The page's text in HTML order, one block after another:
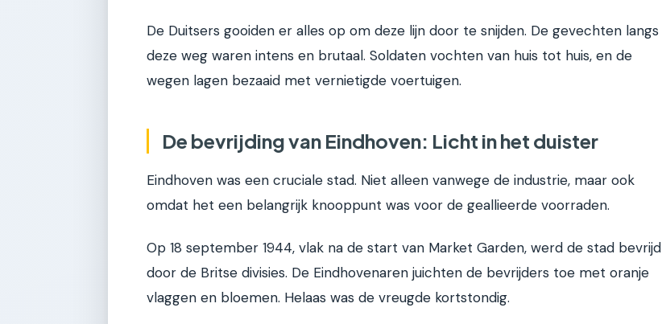
De Duitsers gooiden er alles op om deze lijn door te snijden. De gevechten langs
deze weg waren intens en brutaal. Soldaten vochten van huis tot huis, en de
wegen lagen bezaaid met vernietigde voertuigen.
De bevrijding van Eindhoven: Licht in het duister
Eindhoven was een cruciale stad. Niet alleen vanwege de industrie, maar ook
omdat het een belangrijk knooppunt was voor de geallieerde voorraden.
Op 18 september 1944, vlak na de start van Market Garden, werd de stad bevrijd
door de Britse divisies. De Eindhovenaren juichten de bevrijders toe met oranje
vlaggen en bloemen. Helaas was de vreugde kortstondig.